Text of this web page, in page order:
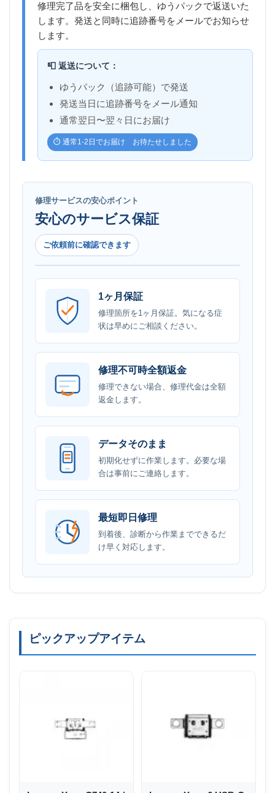
修理完了品を安全に梱包し、ゆうパックで返送いた
します。発送と同時に追跡番号をメールでお知らせ
します。
📮 返送について：
ゆうパック（追跡可能）で発送
発送当日に追跡番号をメール通知
通常翌日〜翌々日にお届け
⏱️ 通常1-2日でお届け お待たせしました
修理サービスの安心ポイント
安心のサービス保証
ご依頼前に確認できます
1ヶ月保証
修理箇所を1ヶ月保証。気になる症
状は早めにご相談ください。
修理不可時全額返金
修理できない場合、修理代金は全額
返金します。
データそのまま
初期化せずに作業します。必要な場
合は事前にご連絡します。
最短即日修理
到着後、診断から作業までできるだ
け早く対応します。
ピックアップアイテム